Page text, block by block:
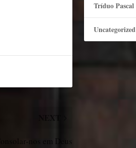
Consolar-nos em Deus
Tríduo Pascal
Uncategorized